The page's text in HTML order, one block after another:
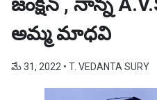
అమ్మ మాధవి
మే 31, 2022 • T. VEDANTA SURY